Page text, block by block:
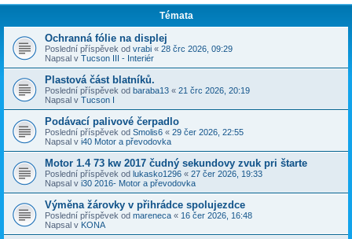
Témata
Ochranná fólie na displej
Poslední příspěvek od vrabi « 28 črc 2026, 09:29
Napsal v Tucson III - Interiér
Plastová část blatníků.
Poslední příspěvek od baraba13 « 21 črc 2026, 20:19
Napsal v Tucson I
Podávací palivové čerpadlo
Poslední příspěvek od Smolis6 « 29 čer 2026, 22:55
Napsal v i40 Motor a převodovka
Motor 1.4 73 kw 2017 čudný sekundovy zvuk pri štarte
Poslední příspěvek od lukasko1296 « 27 čer 2026, 19:33
Napsal v i30 2016- Motor a převodovka
Výměna žárovky v přihrádce spolujezdce
Poslední příspěvek od mareneca « 16 čer 2026, 16:48
Napsal v KONA